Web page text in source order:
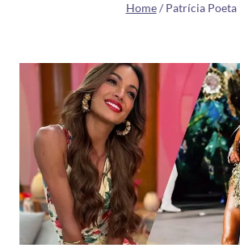
Home / Patrícia Poeta